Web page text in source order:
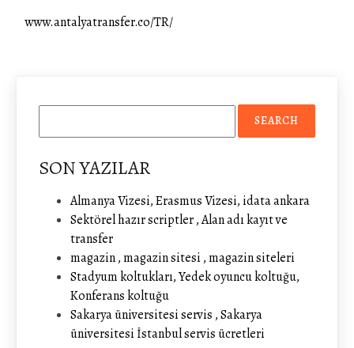
www.antalyatransfer.co/TR/
SON YAZILAR
Almanya Vizesi, Erasmus Vizesi, idata ankara
Sektörel hazır scriptler , Alan adı kayıt ve
transfer
magazin , magazin sitesi , magazin siteleri
Stadyum koltukları, Yedek oyuncu koltuğu,
Konferans koltuğu
Sakarya üniversitesi servis , Sakarya
üniversitesi İstanbul servis ücretleri